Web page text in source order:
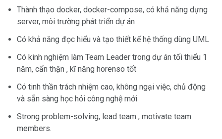
Thành thạo docker, docker-compose, có khả năng dựng
server, môi trường phát triển dự án
Có khả năng đọc hiểu và tạo thiết kế hệ thống dùng UML
Có kinh nghiệm làm Team Leader trong dự án tối thiểu 1
năm, cẩn thận , kĩ năng horenso tốt
Có tinh thần trách nhiệm cao, không ngại việc, chủ động
và sẵn sàng học hỏi công nghệ mới
Strong problem-solving, lead team , motivate team
members.